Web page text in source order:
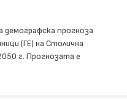
демографска прогноза
(ГЕ) на Столична
г. Прогнозата е